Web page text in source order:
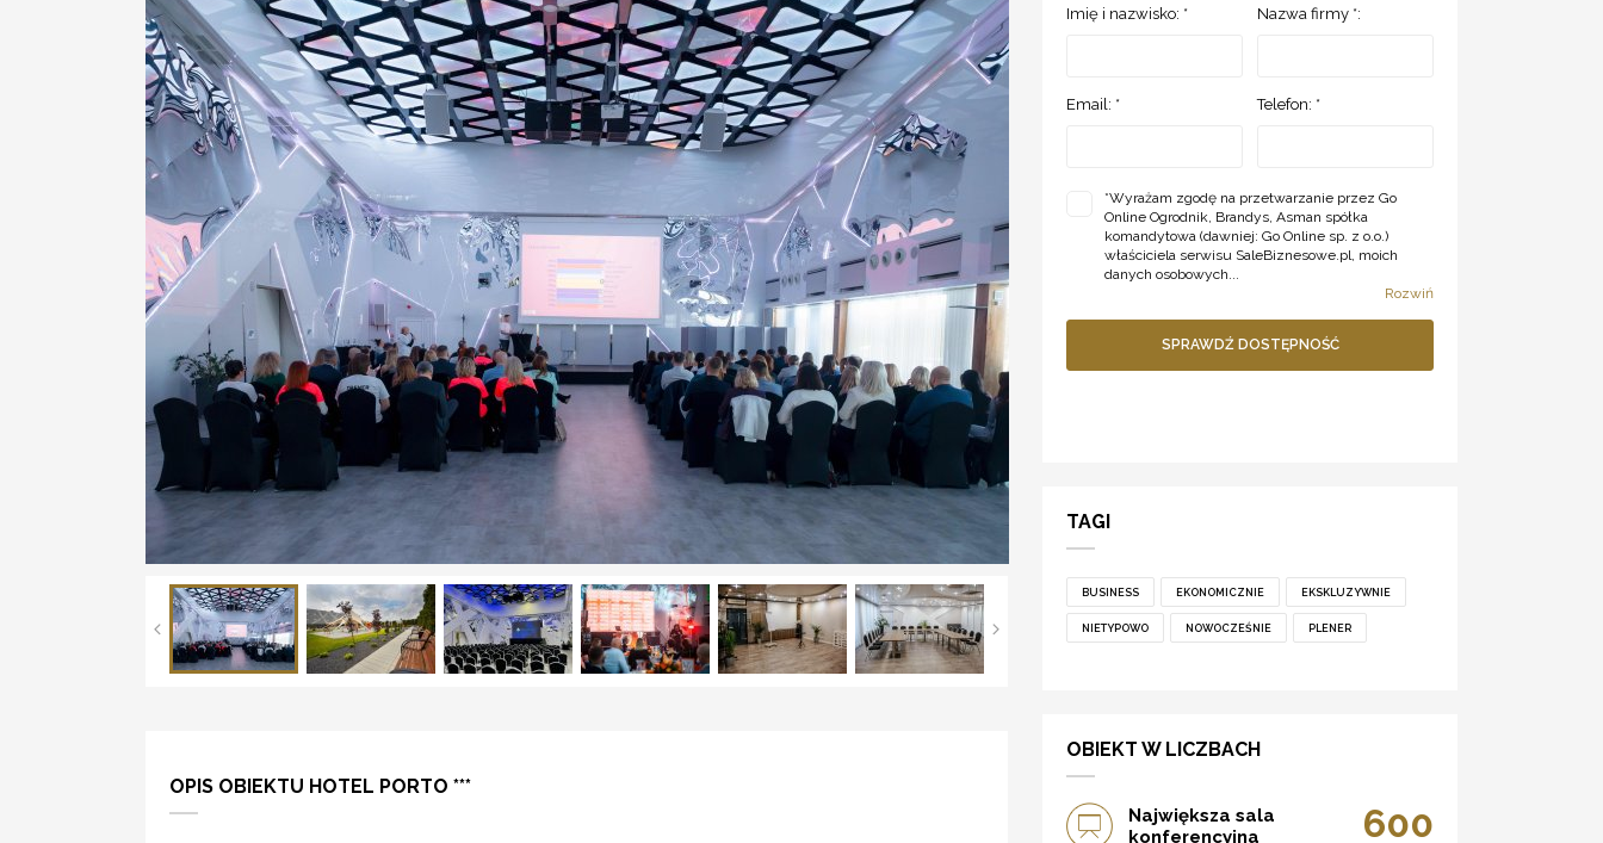
OPIS OBIEKTU HOTEL PORTO ***
Imię i nazwisko: * Nazwa firmy *:
Email: * Telefon: *
*Wyrażam zgodę na przetwarzanie przez Go
Online Ogrodnik, Brandys, Asman spółka
komandytowa (dawniej: Go Online sp. z o.o.)
właściciela serwisu SaleBiznesowe.pl, moich
danych osobowych...
Rozwiń
SPRAWDŹ DOSTĘPNOŚĆ
TAGI
BUSINESS EKONOMICZNIE EKSKLUZYWNIE
NIETYPOWO NOWOCZEŚNIE PLENER
OBIEKT W LICZBACH
Największa sala
konferencyjna
600